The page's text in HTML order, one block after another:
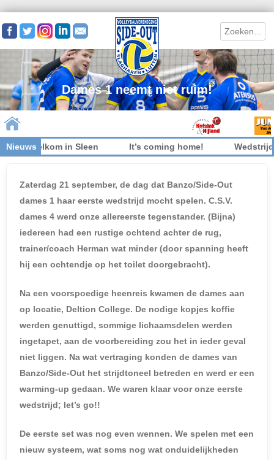
Search
Dames 1 neemt niet ruim!
Nieuws
welkom in Sleen It’s coming home!
Zaterdag 21 september, de dag dat Banzo/Side-Out
dames 1 haar eerste wedstrijd mocht spelen. C.S.V.
dames 4 werd onze allereerste tegenstander. (Bijna)
iedereen had een rustige ochtend achter de rug,
trainer/coach Herman wat minder (door spanning heeft
hij een ochtendje op het toilet doorgebracht).
Na een voorspoedige heenreis kwamen de dames aan
op locatie, Deltion College. De nodige kopjes koffie
werden genuttigd, sommige lichaamsdelen werden
ingetapet, aan de voorbereiding zou het in ieder geval
niet liggen. Na wat vertraging konden de dames van
Banzo/Side-Out het strijdtoneel betreden en werd er een
warming-up gedaan. We waren klaar voor onze eerste
wedstrijd; let’s go!!
De eerste set was nog even wennen. We spelen met een
nieuw systeem, wat soms nog wat onduidelijkheden